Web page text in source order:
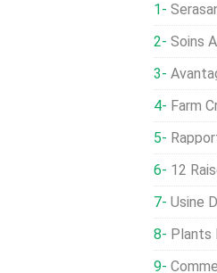
Soins Au
Farm
Rapport
12
Usine
Plants